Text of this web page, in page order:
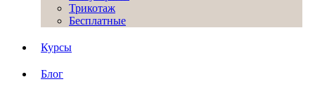
Трикотаж
Бесплатные
Курсы
Блог